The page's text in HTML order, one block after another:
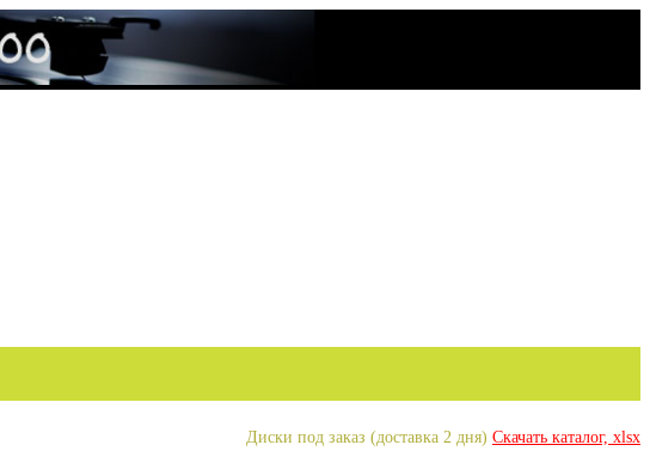
Диски под заказ (доставка 2 дня) Скачать каталог, xlsx